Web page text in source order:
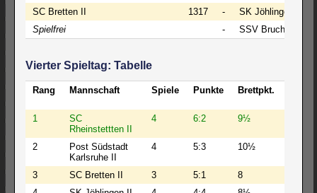
SC Bretten II
1317 -
SK Jöhlingen II (A)
Spielfrei
- SSV Bruchsal III
Vierter Spieltag: Tabelle
Rang Mannschaft Spiele Punkte Brettpkt.
1
SC
Rheinstettten II
4 6:2 9½
2
Post Südstadt
Karlsruhe II
4 5:3 10½
3 SC Bretten II 3 5:1 8